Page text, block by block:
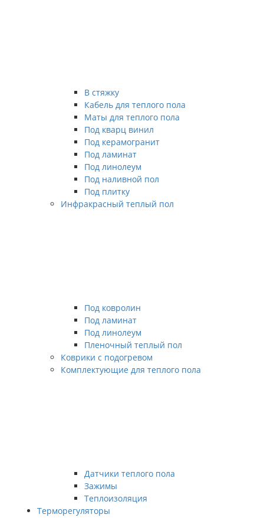
В стяжку
Кабель для теплого пола
Маты для теплого пола
Под кварц винил
Под керамогранит
Под ламинат
Под линолеум
Под наливной пол
Под плитку
Инфракрасный теплый пол
Под ковролин
Под ламинат
Под линолеум
Пленочный теплый пол
Коврики с подогревом
Комплектующие для теплого пола
Датчики теплого пола
Зажимы
Теплоизоляция
Терморегуляторы